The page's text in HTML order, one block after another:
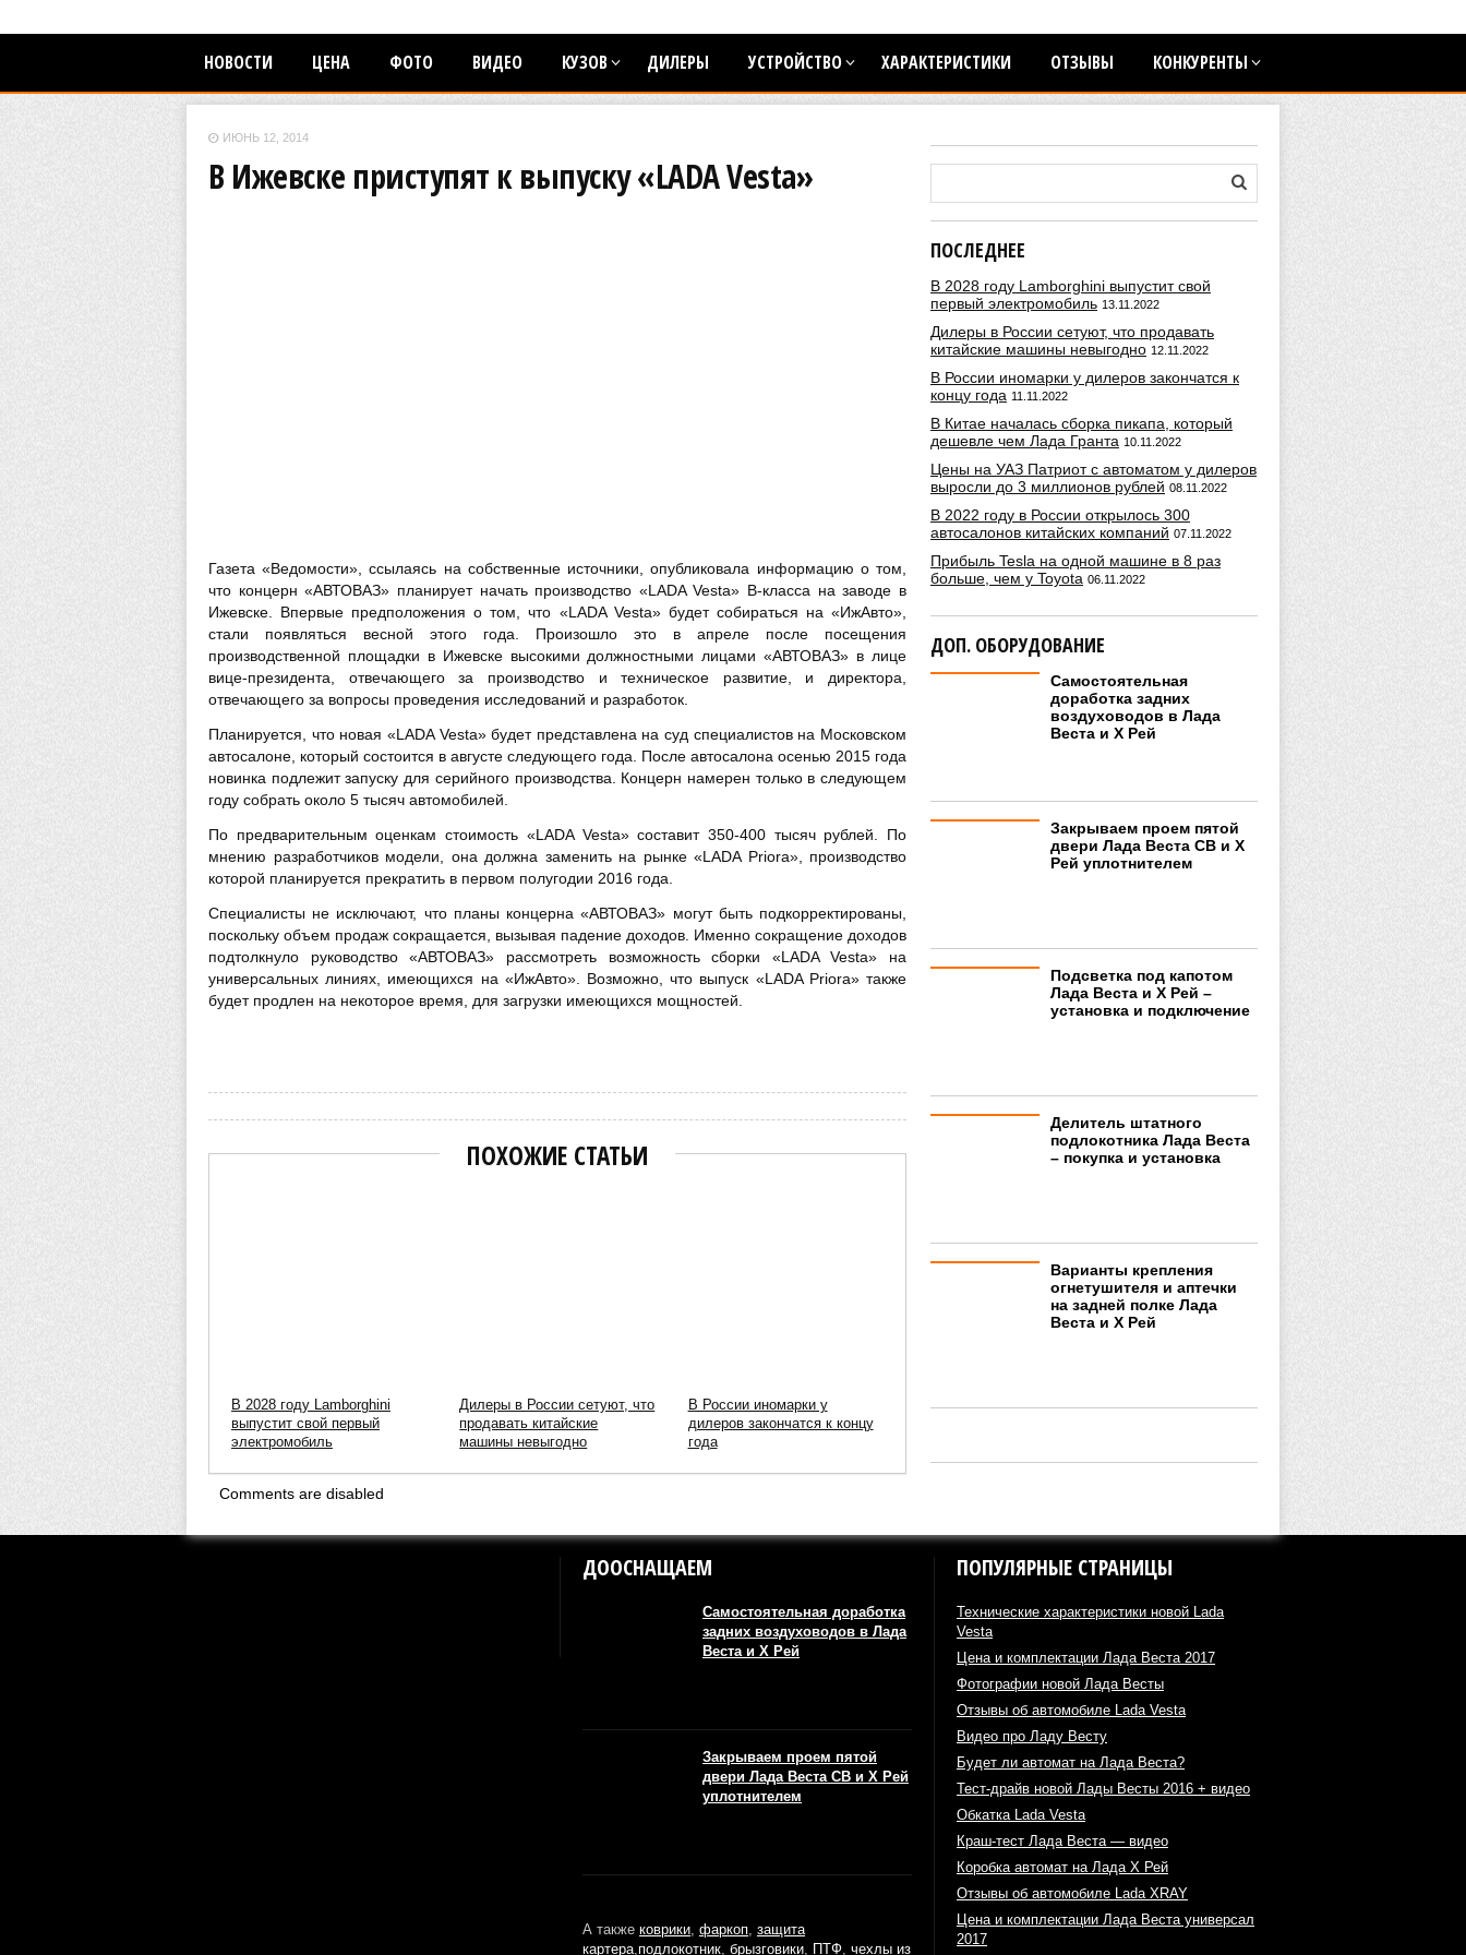
НОВОСТИ ЦЕНА ФОТО ВИДЕО КУЗОВ ДИЛЕРЫ УСТРОЙСТВО ХАРАКТЕРИСТИКИ ОТЗЫВЫ КОНКУРЕНТЫ
ИЮНЬ 12, 2014
В Ижевске приступят к выпуску «LADA Vesta»
Газета «Ведомости», ссылаясь на собственные источники, опубликовала информацию о том,
что концерн «АВТОВАЗ» планирует начать производство «LADA Vesta» B-класса на заводе в
Ижевске. Впервые предположения о том, что «LADA Vesta» будет собираться на «ИжАвто»,
стали появляться весной этого года. Произошло это в апреле после посещения
производственной площадки в Ижевске высокими должностными лицами «АВТОВАЗ» в лице
вице-президента, отвечающего за производство и техническое развитие, и директора,
отвечающего за вопросы проведения исследований и разработок.
Планируется, что новая «LADA Vesta» будет представлена на суд специалистов на Московском
автосалоне, который состоится в августе следующего года. После автосалона осенью 2015 года
новинка подлежит запуску для серийного производства. Концерн намерен только в следующем
году собрать около 5 тысяч автомобилей.
По предварительным оценкам стоимость «LADA Vesta» составит 350-400 тысяч рублей. По
мнению разработчиков модели, она должна заменить на рынке «LADA Priora», производство
которой планируется прекратить в первом полугодии 2016 года.
Специалисты не исключают, что планы концерна «АВТОВАЗ» могут быть подкорректированы,
поскольку объем продаж сокращается, вызывая падение доходов. Именно сокращение доходов
подтолкнуло руководство «АВТОВАЗ» рассмотреть возможность сборки «LADA Vesta» на
универсальных линиях, имеющихся на «ИжАвто». Возможно, что выпуск «LADA Priora» также
будет продлен на некоторое время, для загрузки имеющихся мощностей.
ПОХОЖИЕ СТАТЬИ
В 2028 году Lamborghini
выпустит свой первый
электромобиль
Дилеры в России сетуют, что
продавать китайские
машины невыгодно
В России иномарки у
дилеров закончатся к концу
года
Comments are disabled
ПОСЛЕДНЕЕ
В 2028 году Lamborghini выпустит свой
первый электромобиль 13.11.2022
Дилеры в России сетуют, что продавать
китайские машины невыгодно 12.11.2022
В России иномарки у дилеров закончатся к
концу года 11.11.2022
В Китае началась сборка пикапа, который
дешевле чем Лада Гранта 10.11.2022
Цены на УАЗ Патриот с автоматом у дилеров
выросли до 3 миллионов рублей 08.11.2022
В 2022 году в России открылось 300
автосалонов китайских компаний 07.11.2022
Прибыль Tesla на одной машине в 8 раз
больше, чем у Toyota 06.11.2022
ДОП. ОБОРУДОВАНИЕ
Самостоятельная
доработка задних
воздуховодов в Лада
Веста и Х Рей
Закрываем проем пятой
двери Лада Веста СВ и Х
Рей уплотнителем
Подсветка под капотом
Лада Веста и Х Рей –
установка и подключение
Делитель штатного
подлокотника Лада Веста
– покупка и установка
Варианты крепления
огнетушителя и аптечки
на задней полке Лада
Веста и Х Рей
ДООСНАЩАЕМ
Самостоятельная доработка
задних воздуховодов в Лада
Веста и Х Рей
Закрываем проем пятой
двери Лада Веста СВ и Х Рей
уплотнителем
А также коврики, фаркоп, защита
картера,подлокотник, брызговики, ПТФ, чехлы из
ПОПУЛЯРНЫЕ СТРАНИЦЫ
Технические характеристики новой Lada
Vesta
Цена и комплектации Лада Веста 2017
Фотографии новой Лада Весты
Отзывы об автомобиле Lada Vesta
Видео про Ладу Весту
Будет ли автомат на Лада Веста?
Тест-драйв новой Лады Весты 2016 + видео
Обкатка Lada Vesta
Краш-тест Лада Веста — видео
Коробка автомат на Лада Х Рей
Отзывы об автомобиле Lada XRAY
Цена и комплектации Лада Веста универсал
2017